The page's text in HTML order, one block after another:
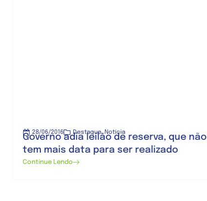
28/06/2016 Destaque, Notícia
Governo adia leilão de reserva, que não
tem mais data para ser realizado
Continue Lendo